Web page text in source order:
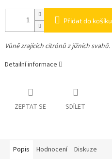
Přidat do košíku
Vůně zrajících citrónů z jižních svahů.
Detailní informace
ZEPTAT SE SDÍLET
Popis Hodnocení Diskuze